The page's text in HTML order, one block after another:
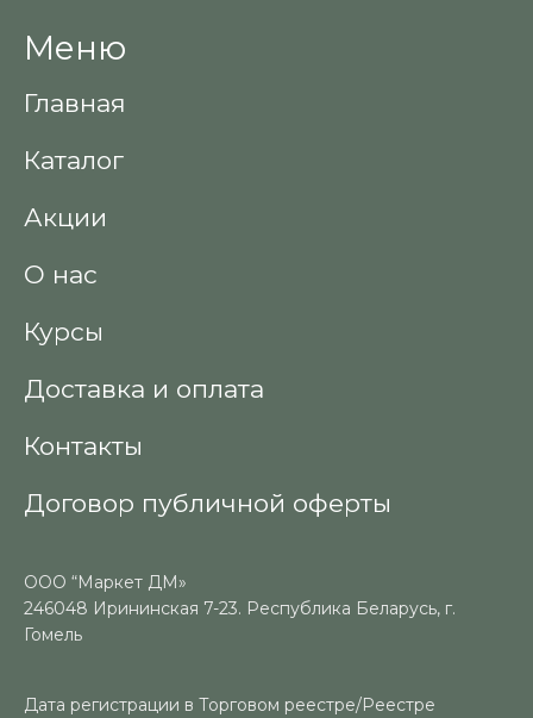
Меню
Главная
Каталог
Акции
О нас
Курсы
Доставка и оплата
Контакты
Договор публичной оферты
ООО “Маркет ДМ»
246048 Ирининская 7-23. Республика Беларусь, г.
Гомель
Дата регистрации в Торговом реестре/Реестре